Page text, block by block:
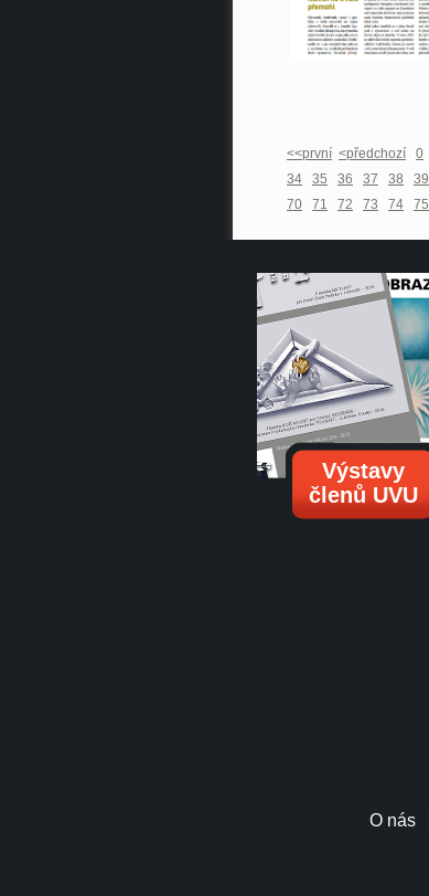
<<první <předchozí 0
34
35 36 37 38 39
70
71 72 73 74 75
Výstavy
členů UVU
O nás